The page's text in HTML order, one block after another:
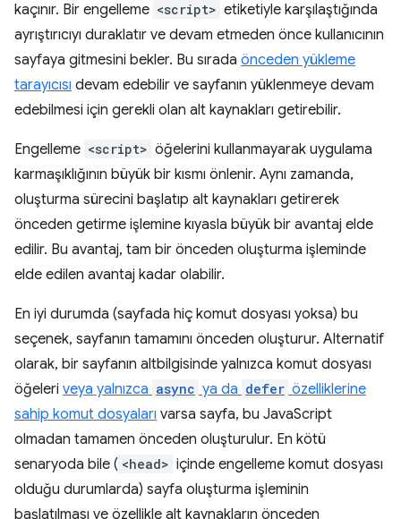
kaçınır. Bir engelleme <script> etiketiyle karşılaştığında
ayrıştırıcıyı duraklatır ve devam etmeden önce kullanıcının
sayfaya gitmesini bekler. Bu sırada önceden yükleme
tarayıcısı devam edebilir ve sayfanın yüklenmeye devam
edebilmesi için gerekli olan alt kaynakları getirebilir.
Engelleme <script> öğelerini kullanmayarak uygulama
karmaşıklığının büyük bir kısmı önlenir. Aynı zamanda,
oluşturma sürecini başlatıp alt kaynakları getirerek
önceden getirme işlemine kıyasla büyük bir avantaj elde
edilir. Bu avantaj, tam bir önceden oluşturma işleminde
elde edilen avantaj kadar olabilir.
En iyi durumda (sayfada hiç komut dosyası yoksa) bu
seçenek, sayfanın tamamını önceden oluşturur. Alternatif
olarak, bir sayfanın altbilgisinde yalnızca komut dosyası
öğeleri veya yalnızca async ya da defer özelliklerine
sahip komut dosyaları varsa sayfa, bu JavaScript
olmadan tamamen önceden oluşturulur. En kötü
senaryoda bile ( <head> içinde engelleme komut dosyası
olduğu durumlarda) sayfa oluşturma işleminin
başlatılması ve özellikle alt kaynakların önceden